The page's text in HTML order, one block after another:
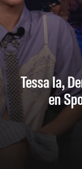
Tessa Ia,
en